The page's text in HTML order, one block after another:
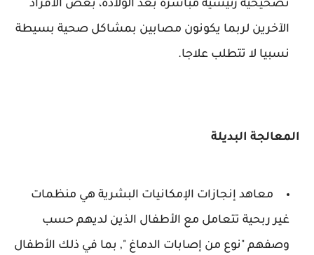
تصحيحية رئيسية مباشرة بعد الولادة، بعض الأفراد
الآخرين لربما يكونون مصابين بمشاكل صحية بسيطة
نسبيا لا تتطلب علاجا.
المعالجة البديلة
معاهد إنجازات الإمكانيات البشرية هي منظمات
غير ربحية تتعامل مع الأطفال الذين لديهم حسب
وصفهم "نوع من إصابات الدماغ ", بما في ذلك الأطفال